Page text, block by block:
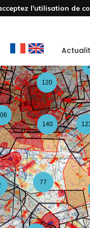
l'utilisation de
77
140
120